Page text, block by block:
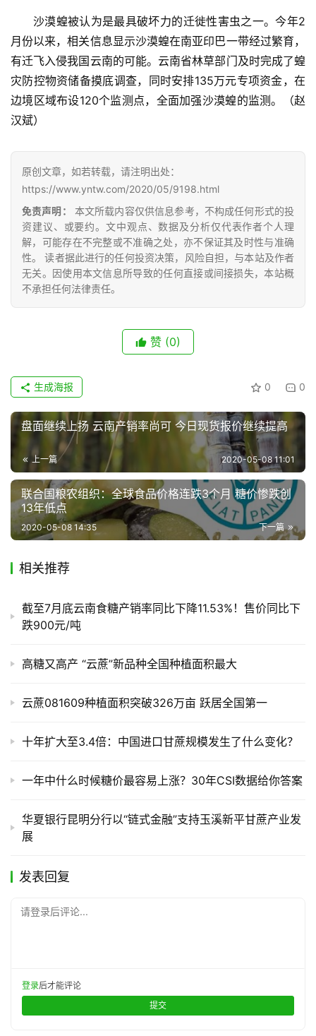
现
货
报
价
专
题
地
区
频
道
产
储
运
沙漠蝗被认为是最具破坏力的迁徙性害虫之一。今年2
月份以来，相关信息显示沙漠蝗在南亚印巴一带经过繁育，
有迁飞入侵我国云南的可能。云南省林草部门及时完成了蝗
灾防控物资储备摸底调查，同时安排135万元专项资金，在
边境区域布设120个监测点，全面加强沙漠蝗的监测。（赵
汉斌）
原创文章，如若转载，请注明出处：
https://www.yntw.com/2020/05/9198.html
免责声明：
本文所载内容仅供信息参考，不构成任何形式的投
资建议、或要约。文中观点、数据及分析仅代表作者个人理
解，可能存在不完整或不准确之处，亦不保证其及时性与准确
性。 读者据此进行的任何投资决策，风险自担，与本站及作者
无关。因使用本文信息所导致的任何直接或间接损失，本站概
不承担任何法律责任。
赞 (0)
0 0
生成海报
盘面继续上扬 云南产销率尚可 今日现货报价继续提高
上一篇 2020-05-08 11:01
联合国粮农组织：全球食品价格连跌3个月 糖价惨跌创
13年低点
下一篇
2020-05-08 14:35
相关推荐
截至7月底云南食糖产销率同比下降11.53%！售价同比下
跌900元/吨
高糖又高产 “云蔗”新品种全国种植面积最大
云蔗081609种植面积突破326万亩 跃居全国第一
十年扩大至3.4倍：中国进口甘蔗规模发生了什么变化？
一年中什么时候糖价最容易上涨？30年CSI数据给你答案
华夏银行昆明分行以“链式金融”支持玉溪新平甘蔗产业发
展
发表回复
请登录后评论...
登录后才能评论
提交